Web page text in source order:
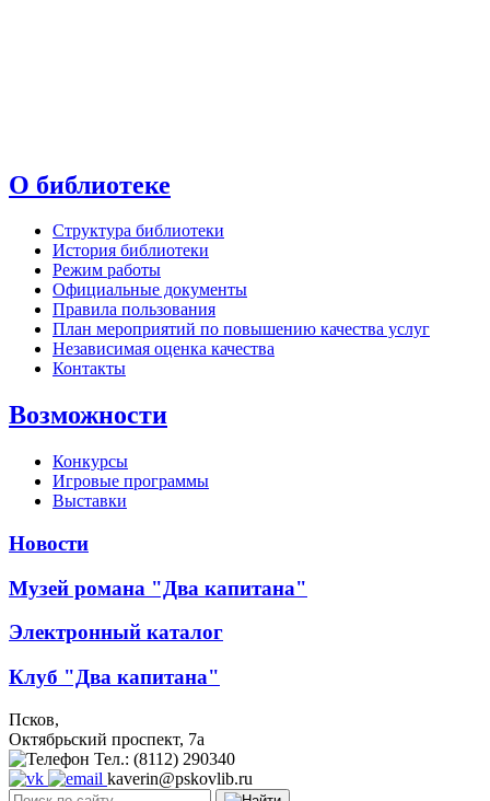
О библиотеке
Структура библиотеки
История библиотеки
Режим работы
Официальные документы
Правила пользования
План мероприятий по повышению качества услуг
Независимая оценка качества
Контакты
Возможности
Конкурсы
Игровые программы
Выставки
Новости
Музей романа "Два капитана"
Электронный каталог
Клуб "Два капитана"
Псков,
Октябрьский проспект, 7a
Тел.: (8112) 290340
kaverin@pskovlib.ru